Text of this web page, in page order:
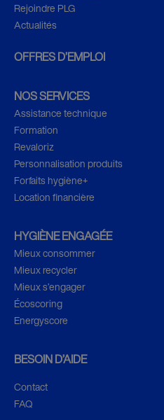
Rejoindre PLG
Actualités
OFFRES D’EMPLOI
NOS SERVICES
Assistance technique
Formation
Revaloriz
Personnalisation produits
Forfaits hygiène+
Location financière
HYGIÈNE ENGAGÉE
Mieux consommer
Mieux recycler
Mieux s’engager
Écoscoring
Energyscore
BESOIN D’AIDE
Contact
FAQ